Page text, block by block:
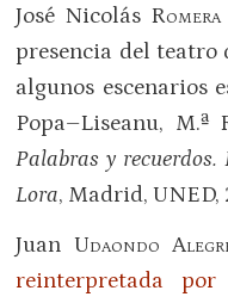
José Nicolás
presencia del teatro
algunos escenarios
Popa–Liseanu, M.ª
Palabras y
Lora, Madrid, UNED,
Juan Udaondo
reinterpretada por